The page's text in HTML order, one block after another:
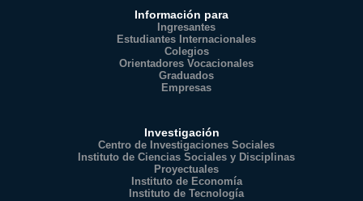
Información para
Ingresantes
Estudiantes Internacionales
Colegios
Orientadores Vocacionales
Graduados
Empresas
Investigación
Centro de Investigaciones Sociales
Instituto de Ciencias Sociales y Disciplinas
Proyectuales
Instituto de Economía
Instituto de Tecnología